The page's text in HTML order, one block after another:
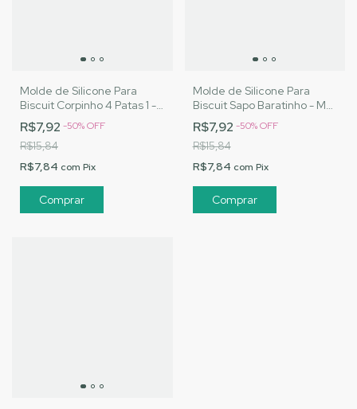
Molde de Silicone Para
Biscuit Corpinho 4 Patas 1 -
MJ Artesanatos |Cód. A072
R$7,92 -50%OFF
R$15,84
R$7,84 com Pix
Molde de Silicone Para
Biscuit Sapo Baratinho - MJ
Artesanatos |Cód. A074
R$7,92 -50%OFF
R$15,84
R$7,84 com Pix